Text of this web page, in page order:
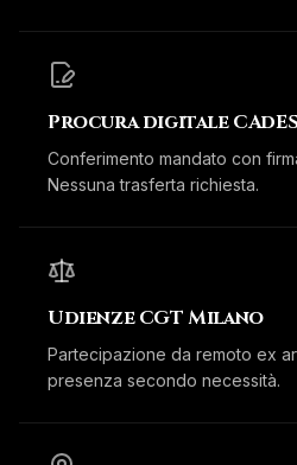
Procura digitale
Conferimento mandato con
Nessuna trasferta richiesta.
Udienze CGT Milano
Partecipazione da remoto ex
presenza secondo necessità.